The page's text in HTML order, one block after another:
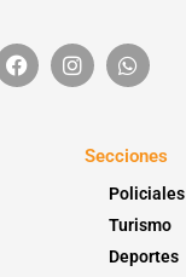
Secciones
Policiales
Turismo
Deportes